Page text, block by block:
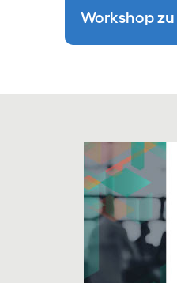
Workshop